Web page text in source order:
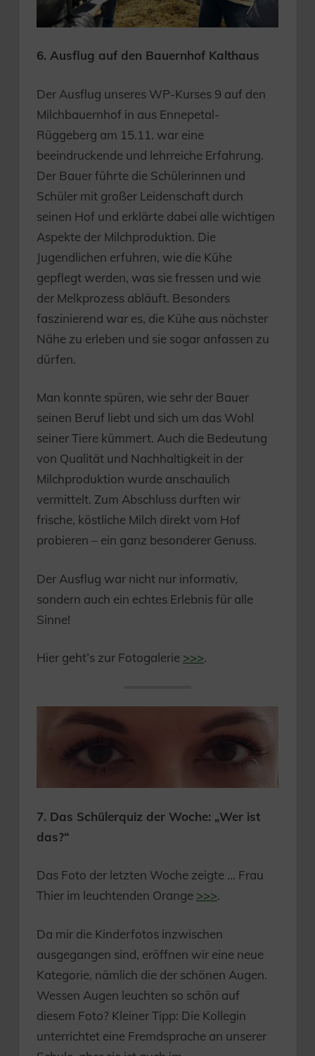
6. Ausflug auf den Bauernhof Kalthaus
Der Ausflug unseres WP-Kurses 9 auf den
Milchbauernhof in aus Ennepetal-
Rüggeberg am 15.11. war eine
beeindruckende und lehrreiche Erfahrung.
Der Bauer führte die Schülerinnen und
Schüler mit großer Leidenschaft durch
seinen Hof und erklärte dabei alle wichtigen
Aspekte der Milchproduktion. Die
Jugendlichen erfuhren, wie die Kühe
gepflegt werden, was sie fressen und wie
der Melkprozess abläuft. Besonders
faszinierend war es, die Kühe aus nächster
Nähe zu erleben und sie sogar anfassen zu
dürfen.
Man konnte spüren, wie sehr der Bauer
seinen Beruf liebt und sich um das Wohl
seiner Tiere kümmert. Auch die Bedeutung
von Qualität und Nachhaltigkeit in der
Milchproduktion wurde anschaulich
vermittelt. Zum Abschluss durften wir
frische, köstliche Milch direkt vom Hof
probieren – ein ganz besonderer Genuss.
Der Ausflug war nicht nur informativ,
sondern auch ein echtes Erlebnis für alle
Sinne!
Hier geht’s zur Fotogalerie >>>.
7. Das Schülerquiz der Woche: „Wer ist
das?“
Das Foto der letzten Woche zeigte … Frau
Thier im leuchtenden Orange >>>.
Da mir die Kinderfotos inzwischen
ausgegangen sind, eröffnen wir eine neue
Kategorie, nämlich die der schönen Augen.
Wessen Augen leuchten so schön auf
diesem Foto? Kleiner Tipp: Die Kollegin
unterrichtet eine Fremdsprache an unserer